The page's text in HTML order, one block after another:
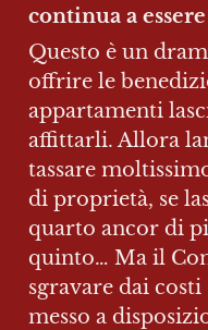
continua a
Questo è un
offrire le
appartamenti
affittarli. Allora
tassare
di proprietà, se
quarto ancor di
quinto… Ma il
sgravare dai costi
messo a